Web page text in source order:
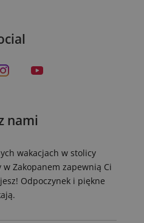
nami
wakacjach w stolicy
Zakopanem zapewnią Ci
Odpoczynek i piękne